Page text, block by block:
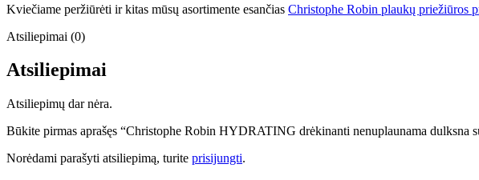
Kviečiame peržiūrėti ir kitas mūsų asortimente esančias Christophe Robin plaukų priežiūros
Atsiliepimai (0)
Atsiliepimai
Atsiliepimų dar nėra.
Būkite pirmas aprašęs “Christophe Robin HYDRATING drėkinanti nenuplaunama dulksna
Norėdami parašyti atsiliepimą, turite prisijungti.